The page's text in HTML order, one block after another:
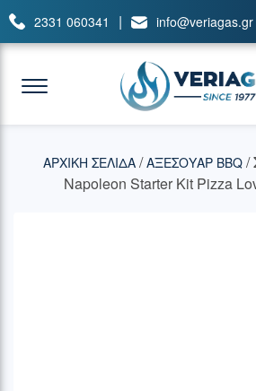
2331 060341 | info@veriagas.gr
ΑΡΧΙΚΉ ΣΕΛΊΔΑ /ΑΞΕΣΟΥΑΡ BBQ /
Napoleon Starter Kit Pizza